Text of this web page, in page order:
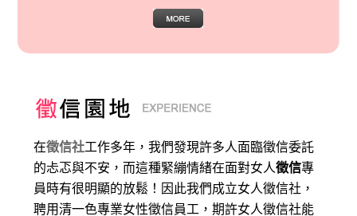
在徵信社工作多年，我們發現許多人面臨徵信委託
的忐忑與不安，而這種緊繃情緒在面對女人徵信專
員時有很明顯的放鬆！因此我們成立女人徵信社，
聘用清一色專業女性徵信員工，期許女人徵信社能